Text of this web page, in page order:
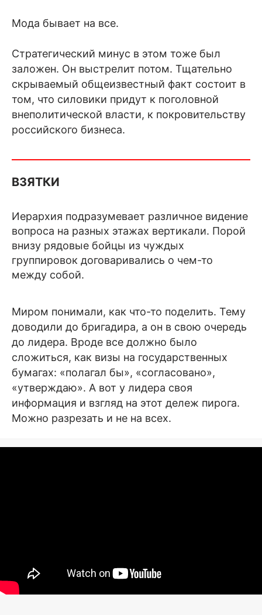
Мода бывает на все.
Стратегический минус в этом тоже был
заложен. Он выстрелит потом. Тщательно
скрываемый общеизвестный факт состоит в
том, что силовики придут к поголовной
внеполитической власти, к покровительству
российского бизнеса.
ВЗЯТКИ
Иерархия подразумевает различное видение
вопроса на разных этажах вертикали. Порой
внизу рядовые бойцы из чуждых
группировок договаривались о чем-то
между собой.
Миром понимали, как что-то поделить. Тему
доводили до бригадира, а он в свою очередь
до лидера. Вроде все должно было
сложиться, как визы на государственных
бумагах: «полагал бы», «согласовано»,
«утверждаю». А вот у лидера своя
информация и взгляд на этот дележ пирога.
Можно разрезать и не на всех.